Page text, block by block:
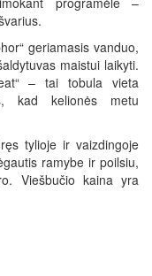
geriamasis vanduo,
maistui laikyti.
– tai tobula vieta
kad kelionės metu
tylioje ir vaizdingoje
ramybe ir poilsiu,
Viešbučio kaina yra